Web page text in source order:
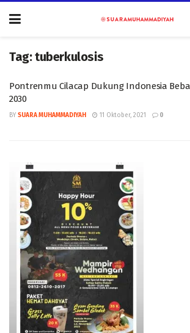
Tag:tuberkulosis
Pontrenmu Cilacap Dukung Indonesia
2030
BY SUARA MUHAMMADIYAH 11 Oktober, 2021 0